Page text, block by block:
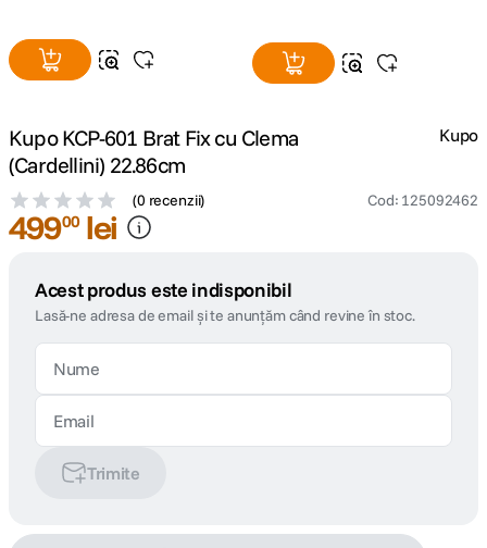
Kupo KCP-601 Brat Fix cu Clema
(Cardellini) 22.86cm
(0 recenzii) Cod: 125092462
Kupo
49900 lei
Acest produs este indisponibil
Lasă-ne adresa de email și te anunțăm când revine în stoc.
Trimite